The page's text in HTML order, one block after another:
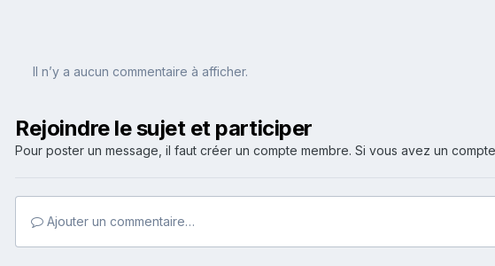
Il n’y a aucun commentaire à afficher.
Rejoindre le sujet et participer
Pour poster un message, il faut créer un compte membre. Si vous avez un
Ajouter un commentaire…